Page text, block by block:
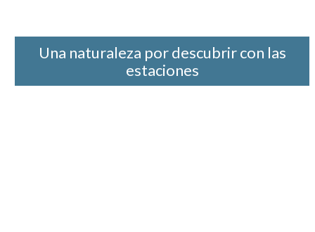
Una naturaleza por descubrir con las
estaciones